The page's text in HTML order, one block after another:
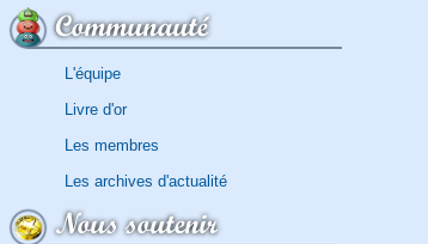
Communauté
L'équipe
Livre d'or
Les membres
Les archives d'actualité
Nous soutenir